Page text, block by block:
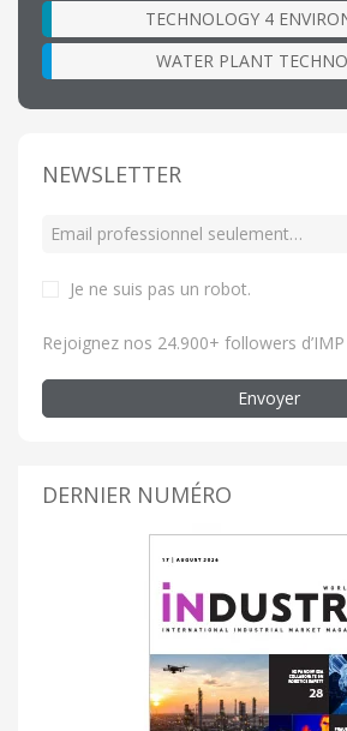
TECHNOLOGY 4
WATER PLANT
NEWSLETTER
Je ne suis pas un robot.
Rejoignez nos 24.900+ followers d’IMP
Envoyer
DERNIER NUMÉRO